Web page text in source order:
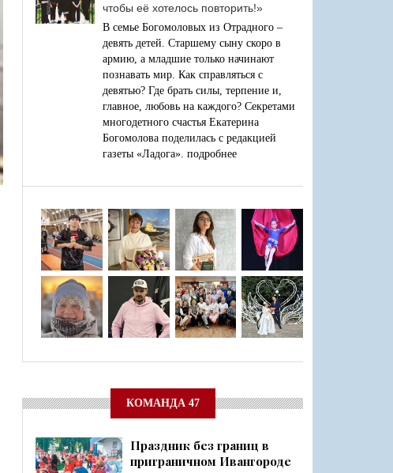
чтобы её хотелось повторить!»
В семье Богомоловых из Отрадного –
девять детей. Старшему сыну скоро в
армию, а младшие только начинают
познавать мир. Как справляться с
девятью? Где брать силы, терпение и,
главное, любовь на каждого? Секретами
многодетного счастья Екатерина
Богомолова поделилась с редакцией
газеты «Ладога». подробнее
КОМАНДА 47
Праздник без границ в
приграничном Ивангороде